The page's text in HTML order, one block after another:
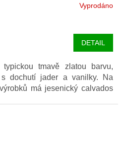
Vyprodáno
DETAIL
tmavě zlatou barvu,
dochutí jader a vanilky. Na
má jesenický calvados